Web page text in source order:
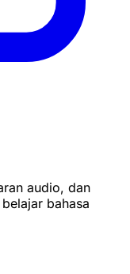
audio, dan
bahasa